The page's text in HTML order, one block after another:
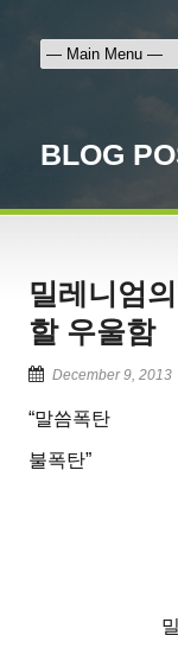
BLOG
밀레니엄
할 우울함
December 9, 2013
“말씀폭탄
불폭탄”